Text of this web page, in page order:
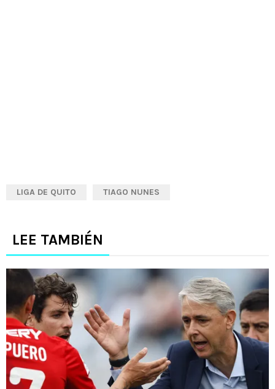
LIGA DE QUITO TIAGO NUNES
LEE TAMBIÉN